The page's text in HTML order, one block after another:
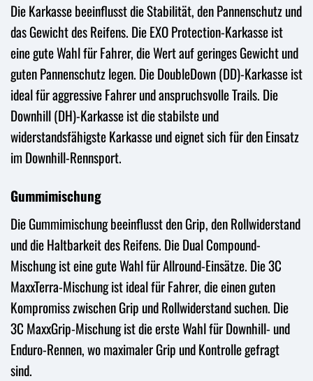
Die Karkasse beeinflusst die Stabilität, den Pannenschutz und
das Gewicht des Reifens. Die EXO Protection-Karkasse ist
eine gute Wahl für Fahrer, die Wert auf geringes Gewicht und
guten Pannenschutz legen. Die DoubleDown (DD)-Karkasse ist
ideal für aggressive Fahrer und anspruchsvolle Trails. Die
Downhill (DH)-Karkasse ist die stabilste und
widerstandsfähigste Karkasse und eignet sich für den Einsatz
im Downhill-Rennsport.
Gummimischung
Die Gummimischung beeinflusst den Grip, den Rollwiderstand
und die Haltbarkeit des Reifens. Die Dual Compound-
Mischung ist eine gute Wahl für Allround-Einsätze. Die 3C
MaxxTerra-Mischung ist ideal für Fahrer, die einen guten
Kompromiss zwischen Grip und Rollwiderstand suchen. Die
3C MaxxGrip-Mischung ist die erste Wahl für Downhill- und
Enduro-Rennen, wo maximaler Grip und Kontrolle gefragt
sind.